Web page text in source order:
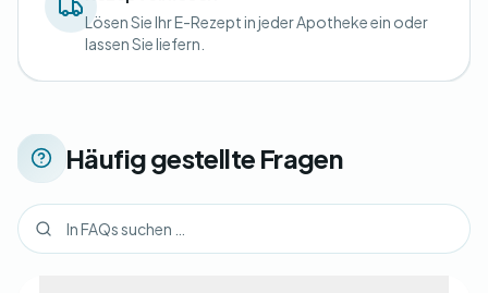
Lösen Sie Ihr E-Rezept in jeder Apotheke ein oder
lassen Sie liefern.
Häufig gestellte Fragen